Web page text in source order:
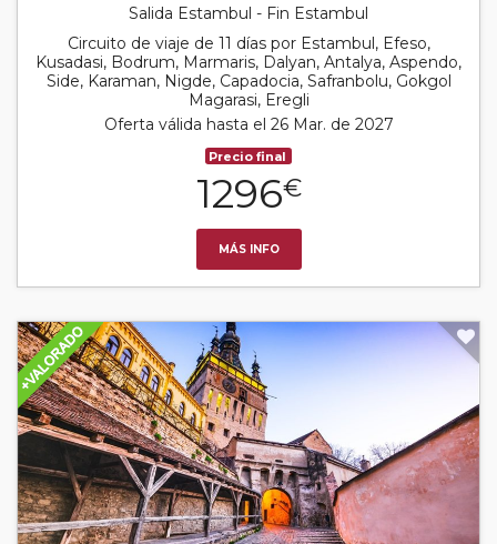
Salida Estambul - Fin Estambul
Circuito de viaje de 11 días por Estambul, Efeso,
Kusadasi, Bodrum, Marmaris, Dalyan, Antalya, Aspendo,
Side, Karaman, Nigde, Capadocia, Safranbolu, Gokgol
Magarasi, Eregli
Oferta válida hasta el 26 Mar. de 2027
Precio final
1296€
MÁS INFO